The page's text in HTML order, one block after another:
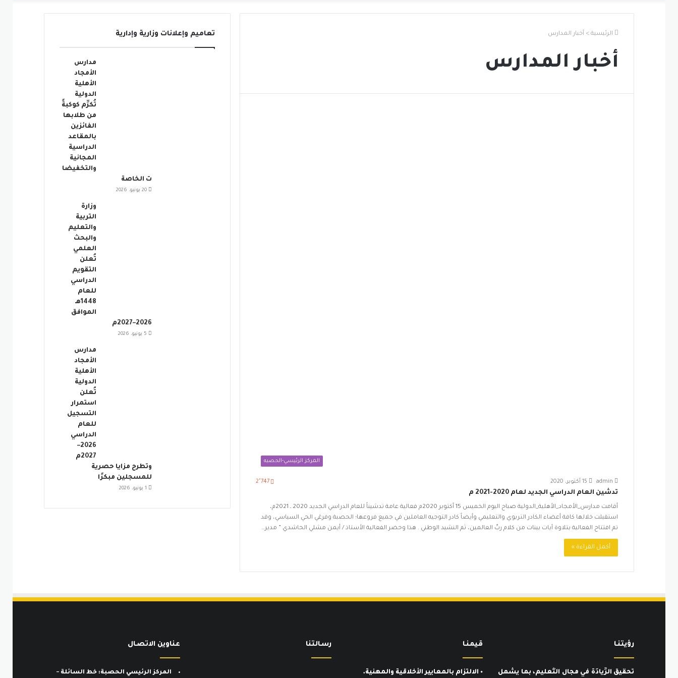
الرئيسية > أخبار المدارس
أخبار المدارس
المركز الرئيسي-الحصبه
admin 15 أكتوبر، 2020 2٬747
تدشين العام الدراسي الجديد لعام 2020-2021 م
أقامت مدارس_الأمجاد_الأهلية_الدولية صباح اليوم الخميس 15 أكتوبر 2020م فعالية عامة تدشيناً للعام الدراسي الجديد 2020 ـ 2021م،
استقبلت خلالها كافة أعضاء الكادر التربوي والتعليمي وأيضاً كادر التوجيه العاملين في جميع فروعها؛ الحصبة وفرعَي الحي السياسي، وقد
تم افتتاح الفعالية بتلاوة آيات بينات من كلام ربِّ العالمين، ثم النشيد الوطني . هذا وحضر الفعالية الأستاذ / أيمن مشلي الحاشدي ” مدير…
أكمل القراءة »
تعاميم وإعلانات وزارية وإدارية
مدارس
الأمجاد
الأهلية
الدولية
تُكرِّم كوكبةً
من طلابها
الفائزين
بالمقاعد
الدراسية
المجانية
والتخفيضا
ت الخاصة
20 يونيو، 2026
وزارة
التربية
والتعليم
والبحث
العلمي
تُعلن
التقويم
الدراسي
للعام
1448هـ
الموافق
2026–2027م
5 يونيو، 2026
مدارس
الأمجاد
الأهلية
الدولية
تُعلن
استمرار
التسجيل
للعام
الدراسي
2026–
2027م
وتطرح مزايا حصرية
للمسجلين مبكرًا
1 يونيو، 2026
رؤيتنـا
تحقيق الرِّيادَة في مجال التَّعليم، بما يشمل
قيمنـا
٠ الالتزام بالمعايير الأخلاقية والمهنية.
رسـالتنا عناوين الاتصـال
المركز الرئيسي الحصبة: خط السائلة –